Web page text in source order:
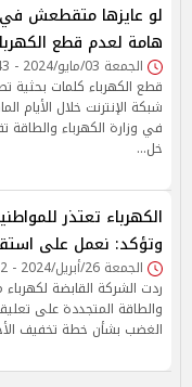
لو عايزها متقطعش
هامة لعدم قطع
الجمعة 03/مايو/2024 - 10:43 م
قطع الكهرباء كلمات بحثية
شبكة الإنترنت خلال الأيام
في وزارة الكهرباء
خل…
الكهرباء تعتذر
وتؤكد: نعمل على
الجمعة 26/أبريل/2024 - 02:32 م
ردت الشركة القابضة لكهرباء
والطاقة المتجددة على
الغضب بشأن خطة تخفيف